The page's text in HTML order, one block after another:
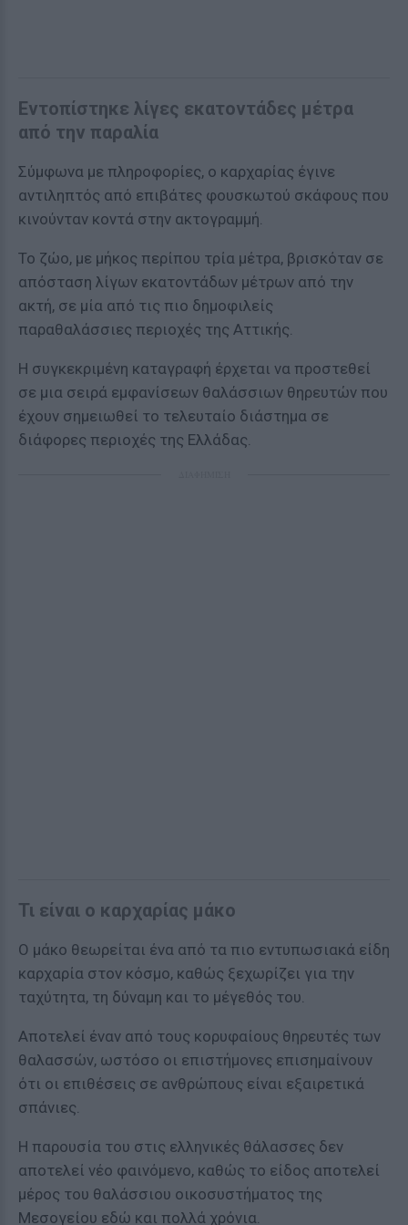
Εντοπίστηκε λίγες εκατοντάδες μέτρα
από την παραλία
Σύμφωνα με πληροφορίες, ο καρχαρίας έγινε
αντιληπτός από επιβάτες φουσκωτού σκάφους που
κινούνταν κοντά στην ακτογραμμή.
Το ζώο, με μήκος περίπου τρία μέτρα, βρισκόταν σε
απόσταση λίγων εκατοντάδων μέτρων από την
ακτή, σε μία από τις πιο δημοφιλείς
παραθαλάσσιες περιοχές της Αττικής.
Η συγκεκριμένη καταγραφή έρχεται να προστεθεί
σε μια σειρά εμφανίσεων θαλάσσιων θηρευτών που
έχουν σημειωθεί το τελευταίο διάστημα σε
διάφορες περιοχές της Ελλάδας.
Τι είναι ο καρχαρίας μάκο
Ο μάκο θεωρείται ένα από τα πιο εντυπωσιακά είδη
καρχαρία στον κόσμο, καθώς ξεχωρίζει για την
ταχύτητα, τη δύναμη και το μέγεθός του.
Αποτελεί έναν από τους κορυφαίους θηρευτές των
θαλασσών, ωστόσο οι επιστήμονες επισημαίνουν
ότι οι επιθέσεις σε ανθρώπους είναι εξαιρετικά
σπάνιες.
Η παρουσία του στις ελληνικές θάλασσες δεν
αποτελεί νέο φαινόμενο, καθώς το είδος αποτελεί
μέρος του θαλάσσιου οικοσυστήματος της
Μεσογείου εδώ και πολλά χρόνια.